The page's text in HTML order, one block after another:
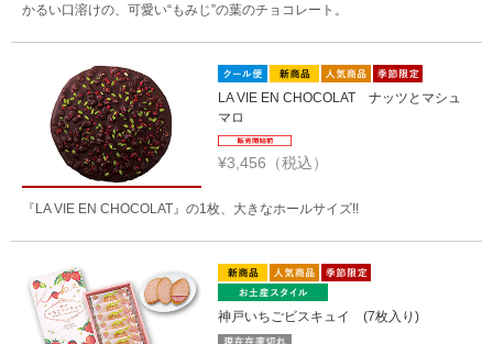
かるい口溶けの、可愛い“もみじ”の葉のチョコレート。
LA VIE EN CHOCOLAT ナッツとマシュ
マロ
¥3,456（税込）
『LA VIE EN CHOCOLAT』の1枚、大きなホールサイズ!!
神戸いちごビスキュイ (7枚入り)